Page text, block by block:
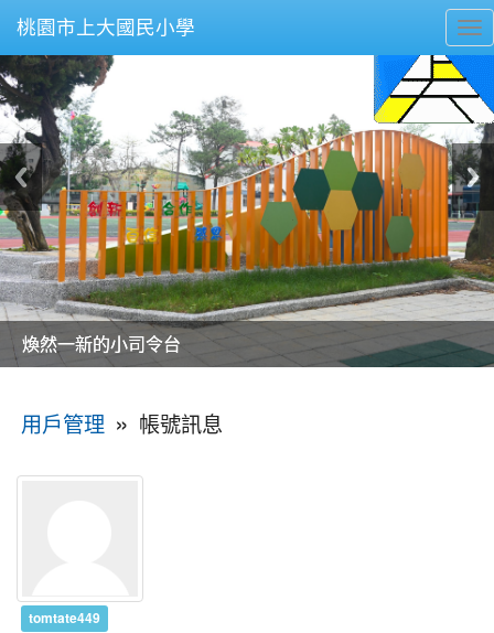
桃園市上大國民小學
美麗的操場是我們活力的來源
美麗的操場是我們活力的來源
煥然一新的小司令台
煥然一新的小司令台
富含桃園埤塘田園風光意象的中廊
富含桃園埤塘田園風光意象的中廊
嶄新的中庭廣場
嶄新的中庭廣場
水生池生生不息
水生池生生不息
用戶管理 » 帳號訊息
tomtate449